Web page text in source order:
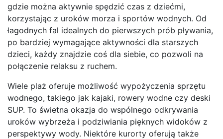
gdzie można aktywnie spędzić czas z dziećmi,
korzystając z uroków morza i sportów wodnych. Od
łagodnych fal idealnych do pierwszych prób pływania,
po bardziej wymagające aktywności dla starszych
dzieci, każdy znajdzie coś dla siebie, co pozwoli na
połączenie relaksu z ruchem.
Wiele plaż oferuje możliwość wypożyczenia sprzętu
wodnego, takiego jak kajaki, rowery wodne czy deski
SUP. To świetna okazja do wspólnego odkrywania
uroków wybrzeża i podziwiania pięknych widoków z
perspektywy wody. Niektóre kurorty oferują także